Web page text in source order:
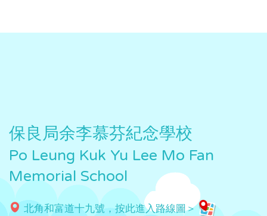
保良局余李慕芬紀念學校
Po Leung Kuk Yu Lee Mo Fan
Memorial School
北角和富道十九號，按此進入路線圖＞